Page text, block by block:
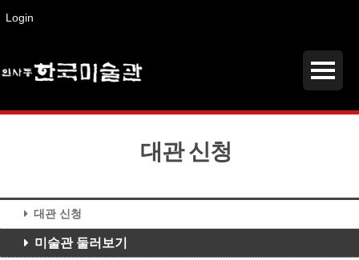
Login
대관 신청
대관 신청
미술관 둘러보기